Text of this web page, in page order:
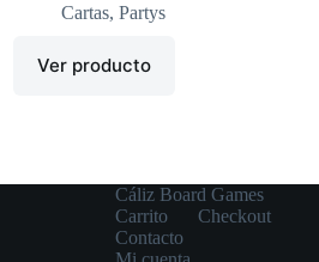
Cartas, Partys
Ver producto
Cáliz Board Games
Carrito
Checkout
Contacto